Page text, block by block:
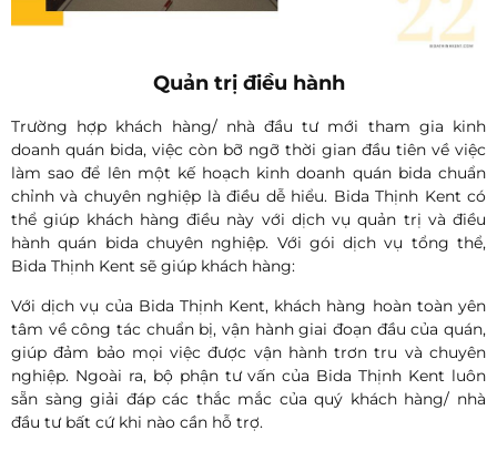
Quản trị điều hành
Trường hợp khách hàng/ nhà đầu tư mới tham gia kinh
doanh quán bida, việc còn bỡ ngỡ thời gian đầu tiên về việc
làm sao để lên một kế hoạch kinh doanh quán bida chuẩn
chỉnh và chuyên nghiệp là điều dễ hiểu. Bida Thịnh Kent có
thể giúp khách hàng điều này với dịch vụ quản trị và điều
hành quán bida chuyên nghiệp. Với gói dịch vụ tổng thể,
Bida Thịnh Kent sẽ giúp khách hàng:
Với dịch vụ của Bida Thịnh Kent, khách hàng hoàn toàn yên
tâm về công tác chuẩn bị, vận hành giai đoạn đầu của quán,
giúp đảm bảo mọi việc được vận hành trơn tru và chuyên
nghiệp. Ngoài ra, bộ phận tư vấn của Bida Thịnh Kent luôn
sẵn sàng giải đáp các thắc mắc của quý khách hàng/ nhà
đầu tư bất cứ khi nào cần hỗ trợ.